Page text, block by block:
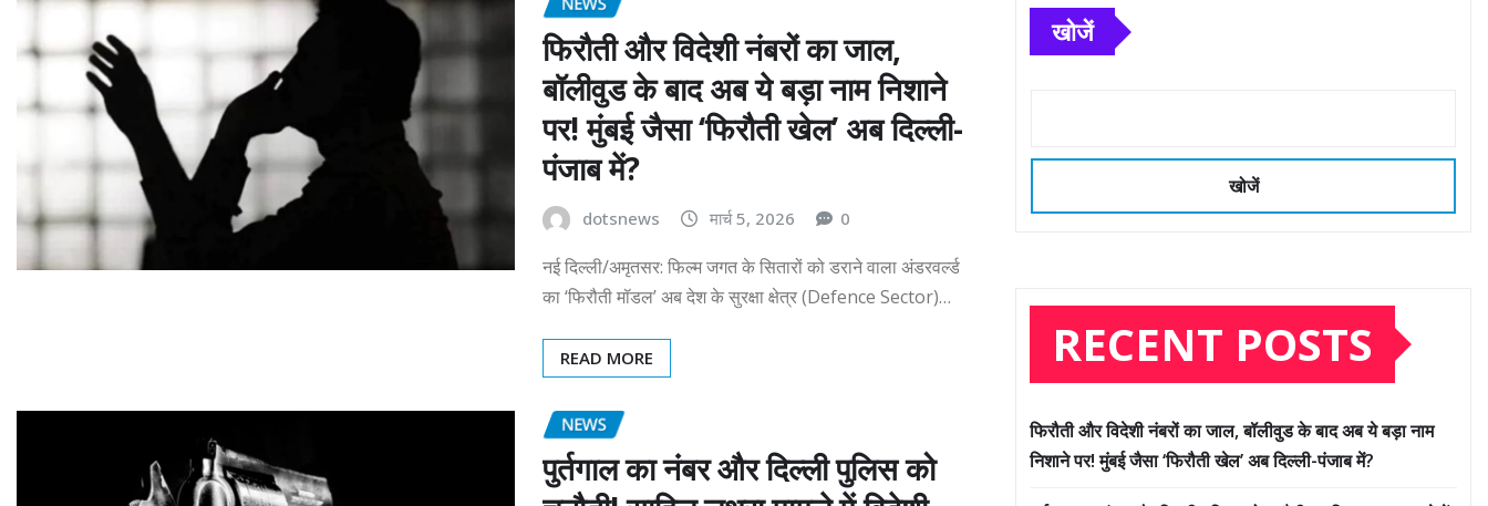
फिरौती और विदेशी नंबरों का जाल,
बॉलीवुड के बाद अब ये बड़ा नाम निशाने
पर! मुंबई जैसा ‘फिरौती खेल’ अब दिल्ली-
पंजाब में?
dotsnews मार्च 5, 2026 0
नई दिल्ली/अमृतसर: फिल्म जगत के सितारों को डराने वाला अंडरवर्ल्ड
का ‘फिरौती मॉडल’ अब देश के सुरक्षा क्षेत्र (Defence Sector)…
READ MORE
NEWS
पुर्तगाल का नंबर और दिल्ली पुलिस को
खोजें
खोजें
RECENT POSTS
फिरौती और विदेशी नंबरों का जाल, बॉलीवुड के बाद अब ये बड़ा नाम
निशाने पर! मुंबई जैसा ‘फिरौती खेल’ अब दिल्ली-पंजाब में?